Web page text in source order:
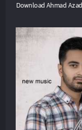
Download Ahmad